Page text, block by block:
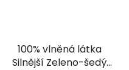
100% vlněná látka
Silnější Zeleno-šedý